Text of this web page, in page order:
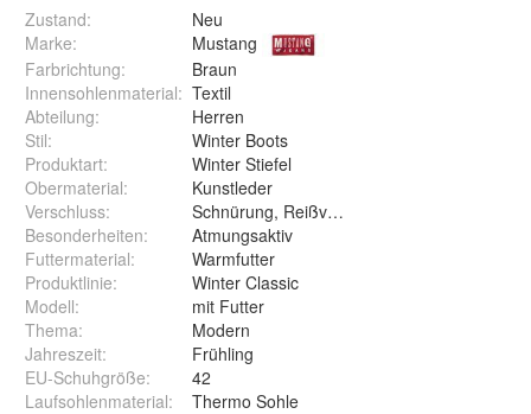
Zustand:
Neu
Marke:
Mustang
Farbrichtung:
Braun
Innensohlenmaterial: Textil
Abteilung:
Herren
Stil:
Winter Boots
Produktart:
Winter Stiefel
Obermaterial:
Kunstleder
Verschluss:
Schnürung, Reißverschluss
Besonderheiten:
Atmungsaktiv
Futtermaterial:
Warmfutter
Produktlinie:
Winter Classic
Modell:
mit Futter
Thema:
Modern
Jahreszeit:
Frühling
EU-Schuhgröße:
42
Laufsohlenmaterial: Thermo Sohle